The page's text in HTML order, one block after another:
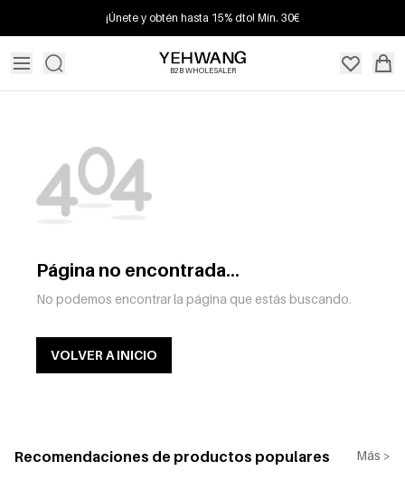
¡Únete y obtén hasta 15% dto! Mín. 30€
B2B WHOLESALER
Página no encontrada...
No podemos encontrar la página que estás buscando.
VOLVER A INICIO
Recomendaciones de productos populares Más >